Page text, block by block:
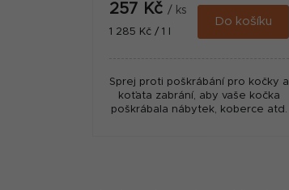
257 Kč / ks
Měrná
1 285 Kč / 1 l
Do košíku
Sprej proti poškrábání pro kočky a
koťata zabrání, aby vaše kočka
poškrábala nábytek, koberce atd.